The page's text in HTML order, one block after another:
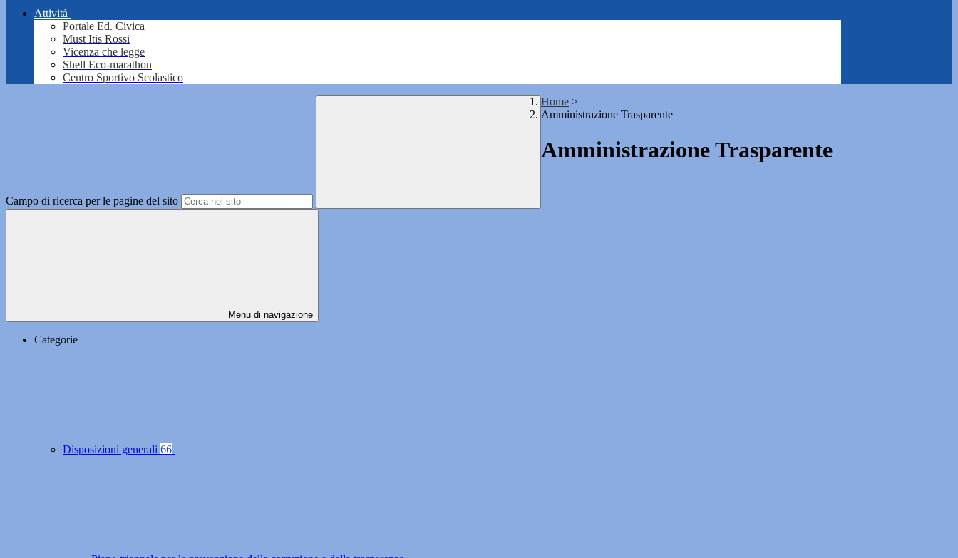
Attività
Portale Ed. Civica
Must Itis Rossi
Vicenza che legge
Shell Eco-marathon
Centro Sportivo Scolastico
Campo di ricerca per le pagine del sito
Home >
Amministrazione Trasparente
Amministrazione Trasparente
Menu di navigazione
Categorie
Disposizioni generali 66